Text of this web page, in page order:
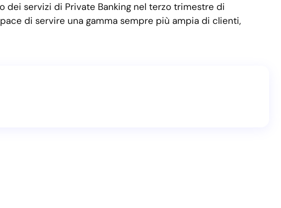
dei servizi di Private Banking nel terzo trimestre di
di servire una gamma sempre più ampia di clienti,